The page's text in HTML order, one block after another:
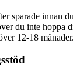
sparade innan
du inte hoppa
12-18 månader.